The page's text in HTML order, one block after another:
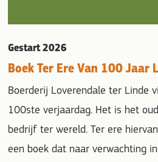
Gestart 2026
Boek Ter Ere Van 100 Jaar
Boerderij Loverendale ter Linde
100ste verjaardag. Het is het
bedrijf ter wereld. Ter ere
een boek dat naar verwachting